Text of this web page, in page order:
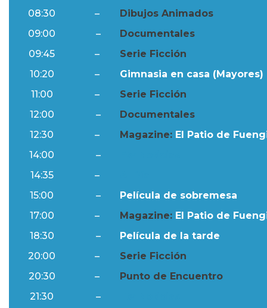
08:30
–
Dibujos Animados
09:00
–
Documentales
09:45
–
Serie Ficción
10:20
–
Gimnasia en casa (Mayores)
11:00
–
Serie Ficción
12:00
–
Documentales
12:30
– Magazine: El Patio de
14:00
–
14:35
–
15:00
–
Película de sobremesa
17:00
– Magazine: El Patio de
18:30
–
Película de la tarde
20:00
–
Serie Ficción
20:30
–
Punto de Encuentro
21:30
–